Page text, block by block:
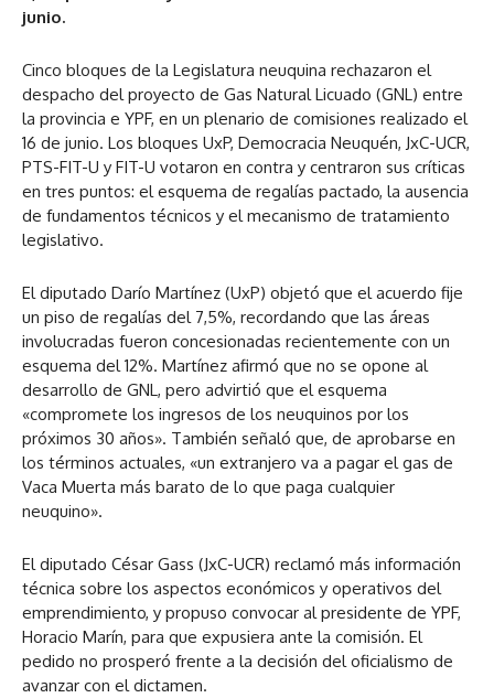
junio.
Cinco bloques de la Legislatura neuquina rechazaron el
despacho del proyecto de Gas Natural Licuado (GNL) entre
la provincia e YPF, en un plenario de comisiones realizado el
16 de junio. Los bloques UxP, Democracia Neuquén, JxC-UCR,
PTS-FIT-U y FIT-U votaron en contra y centraron sus críticas
en tres puntos: el esquema de regalías pactado, la ausencia
de fundamentos técnicos y el mecanismo de tratamiento
legislativo.
El diputado Darío Martínez (UxP) objetó que el acuerdo fije
un piso de regalías del 7,5%, recordando que las áreas
involucradas fueron concesionadas recientemente con un
esquema del 12%. Martínez afirmó que no se opone al
desarrollo de GNL, pero advirtió que el esquema
«compromete los ingresos de los neuquinos por los
próximos 30 años». También señaló que, de aprobarse en
los términos actuales, «un extranjero va a pagar el gas de
Vaca Muerta más barato de lo que paga cualquier
neuquino».
El diputado César Gass (JxC-UCR) reclamó más información
técnica sobre los aspectos económicos y operativos del
emprendimiento, y propuso convocar al presidente de YPF,
Horacio Marín, para que expusiera ante la comisión. El
pedido no prosperó frente a la decisión del oficialismo de
avanzar con el dictamen.